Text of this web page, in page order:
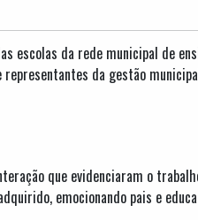
da rede municipal de
da gestão
que evidenciaram o
emocionando pais e